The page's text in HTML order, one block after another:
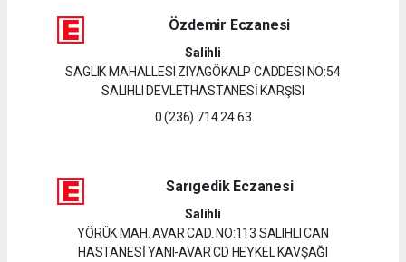
Özdemir Eczanesi
Salihli
SAGLIK MAHALLESI ZIYAGÖKALP CADDESI NO:54
SALIHLI DEVLETHASTANESİ KARŞISI
0 (236) 714 24 63
Sarıgedik Eczanesi
Salihli
YÖRÜK MAH. AVAR CAD. NO:113 SALIHLI CAN
HASTANESİ YANI-AVAR CD HEYKEL KAVŞAĞI